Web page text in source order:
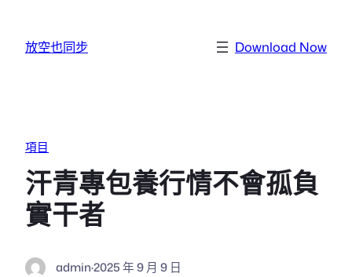
放空也同步 Download Now
項目
汗青專包養行情不會孤負
實干者
admin·2025 年 9 月 9 日